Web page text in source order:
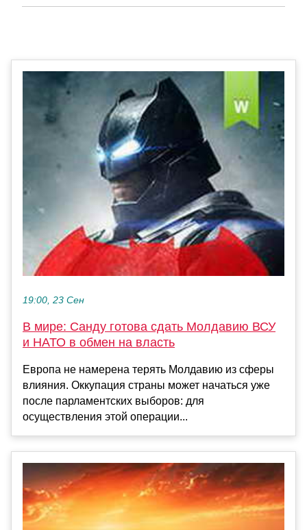
19:00, 23 Сен
В мире: Санду готова сдать Молдавию ВСУ
и НАТО в обмен на власть
Европа не намерена терять Молдавию из сферы
влияния. Оккупация страны может начаться уже
после парламентских выборов: для
осуществления этой операции...